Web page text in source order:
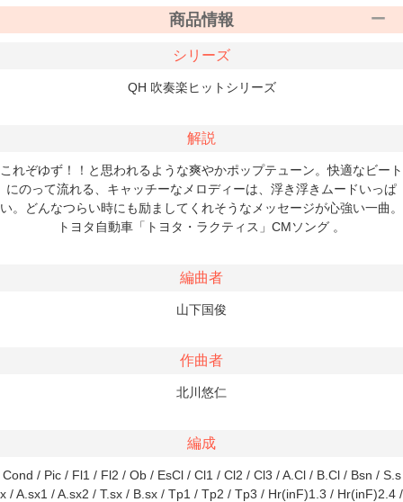
商品情報
シリーズ
QH 吹奏楽ヒットシリーズ
解説
これぞゆず！！と思われるような爽やかポップテューン。快適なビート
にのって流れる、キャッチーなメロディーは、浮き浮きムードいっぱ
い。どんなつらい時にも励ましてくれそうなメッセージが心強い一曲。
トヨタ自動車「トヨタ・ラクティス」CMソング 。
編曲者
山下国俊
作曲者
北川悠仁
編成
Cond / Pic / Fl1 / Fl2 / Ob / EsCl / Cl1 / Cl2 / Cl3 / A.Cl / B.Cl / Bsn / S.s
x / A.sx1 / A.sx2 / T.sx / B.sx / Tp1 / Tp2 / Tp3 / Hr(inF)1.3 / Hr(inF)2.4 /